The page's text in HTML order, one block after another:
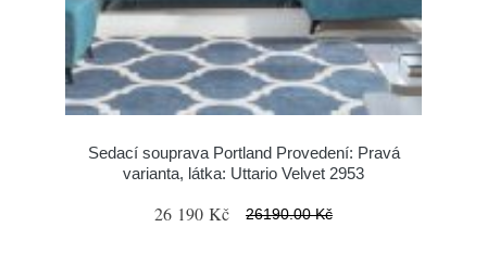
Sedací souprava Portland Provedení: Pravá
varianta, látka: Uttario Velvet 2953
26 190 Kč 26190.00 Kč